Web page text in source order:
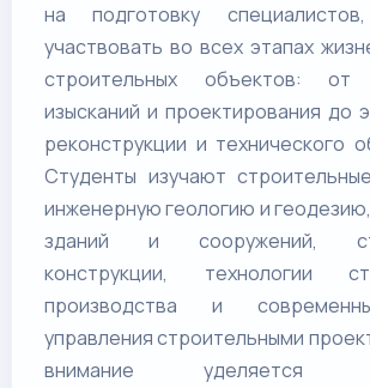
на подготовку
участвовать во всех этапах
строительных объектов: от
изысканий и проектирования до
реконструкции и технического
Студенты изучают
инженерную геологию и
зданий и сооружений,
конструкции, технологии
производства и
управления строительными
внимание уделяется